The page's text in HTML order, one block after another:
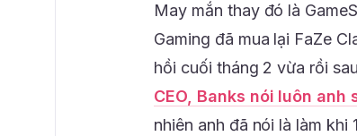
May mắn thay đó là
Gaming đã mua lại FaZe
hồi cuối tháng 2 vừa rồi
CEO, Banks nói luôn
nhiên anh đã nói là làm